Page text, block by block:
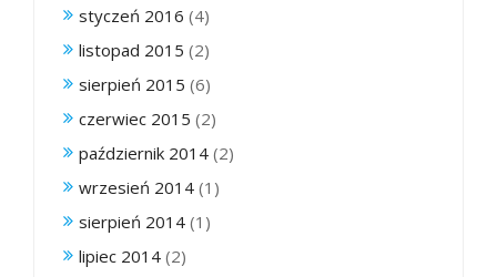
styczeń 2016 (4)
listopad 2015 (2)
sierpień 2015 (6)
czerwiec 2015 (2)
październik 2014 (2)
wrzesień 2014 (1)
sierpień 2014 (1)
lipiec 2014 (2)